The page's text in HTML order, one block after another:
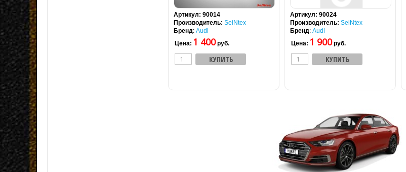
Артикул: 90014
Производитель: SeiNtex
Бренд: Audi
Цена: 1 400руб.
Артикул: 90024
Производитель: SeiNtex
Бренд: Audi
Цена: 1 900руб.